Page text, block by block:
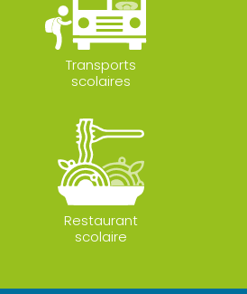
Transports
scolaires
Restaurant
scolaire